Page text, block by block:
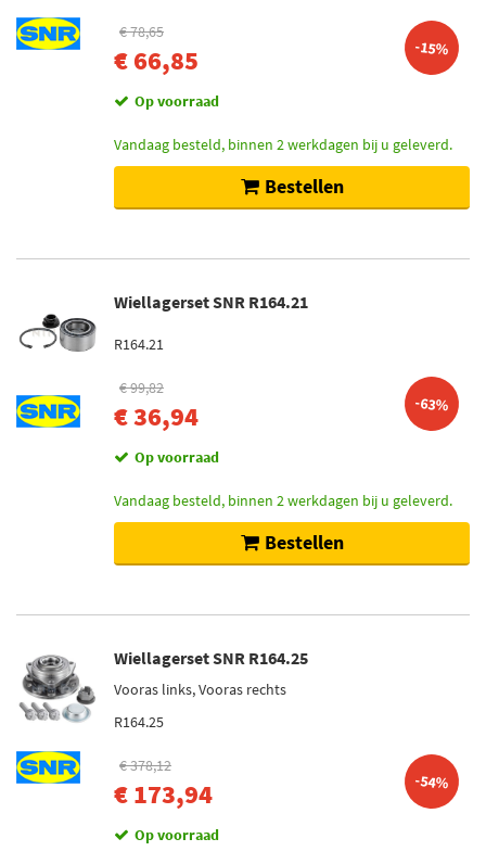
€ 78,65
€ 66,85 -15%
Op voorraad
Vandaag besteld, binnen 2 werkdagen bij u geleverd.
Bestellen
Wiellagerset SNR R164.21
R164.21
€ 99,82
€ 36,94 -63%
Op voorraad
Vandaag besteld, binnen 2 werkdagen bij u geleverd.
Bestellen
Wiellagerset SNR R164.25
Vooras links, Vooras rechts
R164.25
€ 378,12
€ 173,94 -54%
Op voorraad